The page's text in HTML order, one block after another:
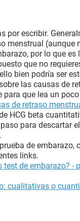
por escribir.
menstrual (aunque
por lo que es
que no
bien podría ser
las causas de
para que lea un
de retraso
HCG beta
para descartar
de embarazo,
links.
de embarazo? -
cualitativas o